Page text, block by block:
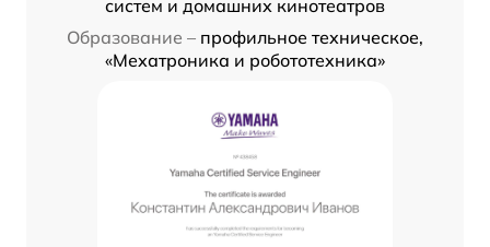
систем и домашних кинотеатров
Образование – профильное техническое,
«Мехатроника и робототехника»